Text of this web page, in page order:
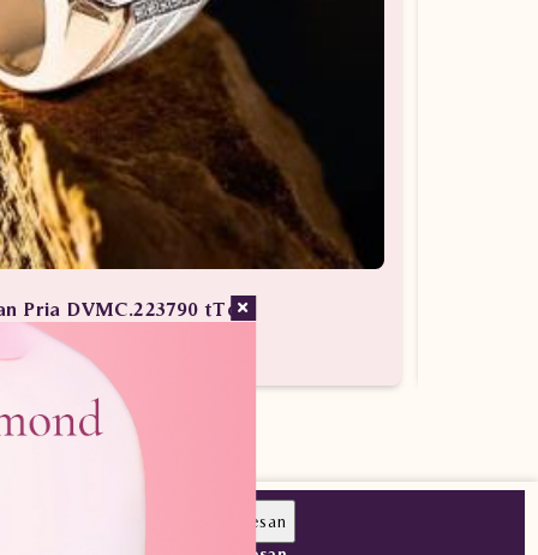
Pria DVMC.223790 tTdd
Berlian / Cincin Berlian